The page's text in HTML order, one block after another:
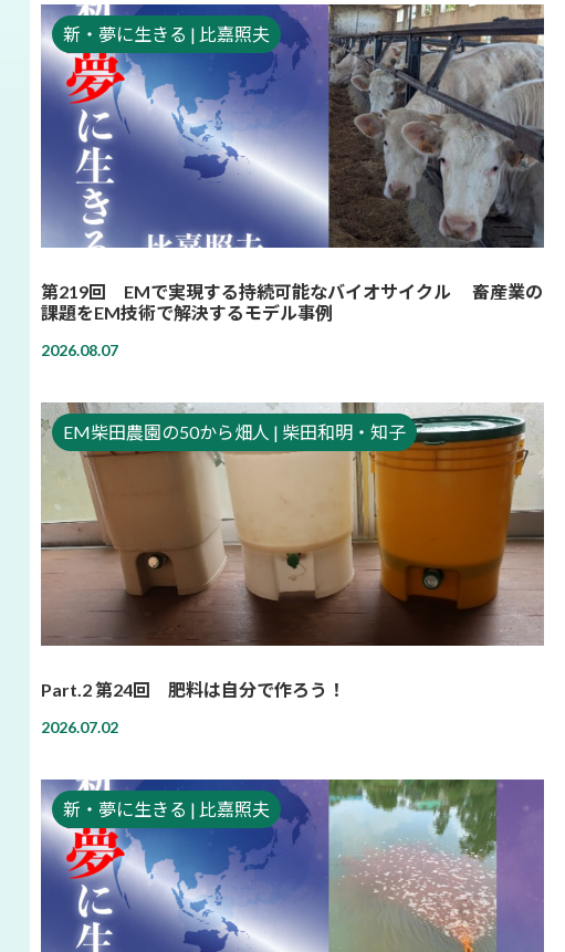
新・夢に生きる | 比嘉照夫
第219回 EMで実現する持続可能なバイオサイクル 畜産業の
課題をEM技術で解決するモデル事例
2026.08.07
EM柴田農園の50から畑人 | 柴田和明・知子
Part.2 第24回 肥料は自分で作ろう！
2026.07.02
新・夢に生きる | 比嘉照夫